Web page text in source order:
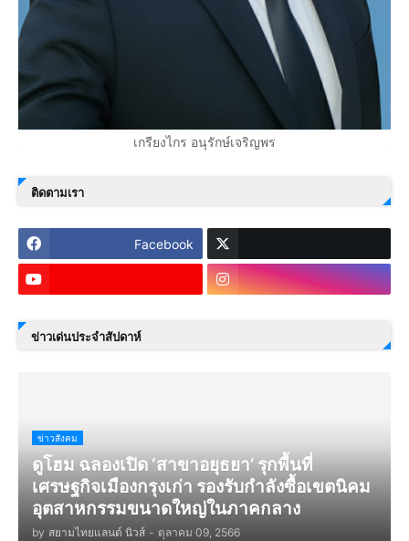
เกรียงไกร อนุรักษ์เจริญพร
ติดตามเรา
Facebook
ข่าวเด่นประจำสัปดาห์
ข่าวสังคม
ดูโฮม ฉลองเปิด ‘สาขาอยุธยา’ รุกพื้นที่
เศรษฐกิจเมืองกรุงเก่า รองรับกำลังซื้อเขตนิคม
อุตสาหกรรมขนาดใหญ่ในภาคกลาง
by สยามไทยแลนด์ นิวส์ - ตุลาคม 09, 2566